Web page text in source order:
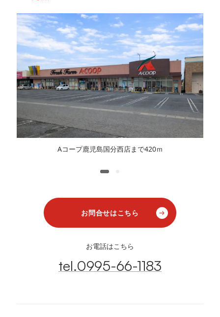
Aコープ鹿児島国分西店まで420ｍ
お問合せはこちら
お電話はこちら
tel.0995-66-1183